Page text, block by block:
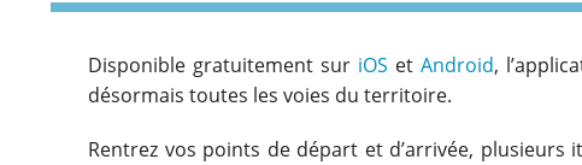
Disponible gratuitement sur iOS etAndroid,
désormais toutes les voies du territoire.
Rentrez vos points de départ et d’arrivée,